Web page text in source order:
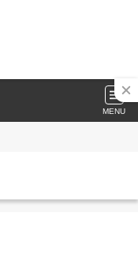
MENU